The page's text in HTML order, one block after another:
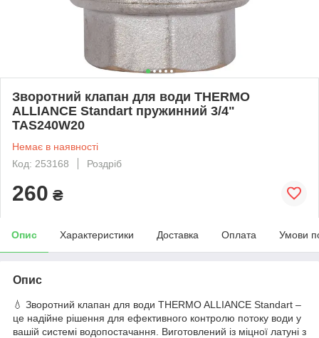
Зворотний клапан для води THERMO
ALLIANCE Standart пружинний 3/4"
TAS240W20
Немає в наявності
Код: 253168
Роздріб
260 ₴
Опис Характеристики Доставка Оплата Умови
Опис
💧 Зворотний клапан для води THERMO ALLIANCE Standart –
це надійне рішення для ефективного контролю потоку води у
вашій системі водопостачання. Виготовлений із міцної латуні з